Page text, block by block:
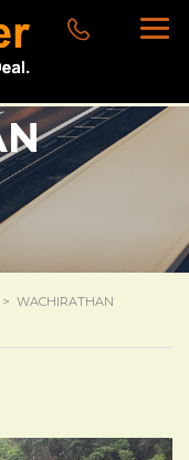
> WACHIRATHAN